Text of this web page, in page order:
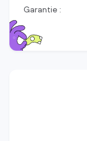
Garantie :